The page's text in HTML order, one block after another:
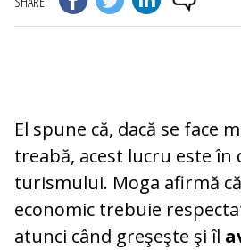
El spune că, dacă se face
treabă, acest lucru este în
turismului. Moga afirmă
economic trebuie
atunci când greşeşte şi îl